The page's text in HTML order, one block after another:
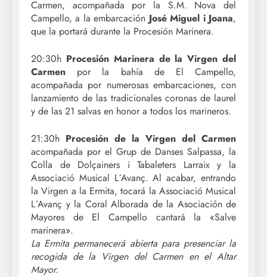
Carmen, acompañada por la S.M. Nova del
Campello, a la embarcación José Miguel i Joana,
que la portará durante la Procesión Marinera.
20:30h Procesión Marinera de la Virgen del
Carmen por la bahía de El Campello,
acompañada por numerosas embarcaciones, con
lanzamiento de las tradicionales coronas de laurel
y de las 21 salvas en honor a todos los marineros.
21:30h Procesión de la Virgen del Carmen
acompañada por el Grup de Danses Salpassa, la
Colla de Dolçainers i Tabaleters Larraix y la
Associació Musical L´Avanç. Al acabar, entrando
la Virgen a la Ermita, tocará la Associació Musical
L´Avanç y la Coral Alborada de la Asociación de
Mayores de El Campello cantará la «Salve
marinera».
La Ermita permanecerá abierta para presenciar la
recogida de la Virgen del Carmen en el Altar
Mayor.